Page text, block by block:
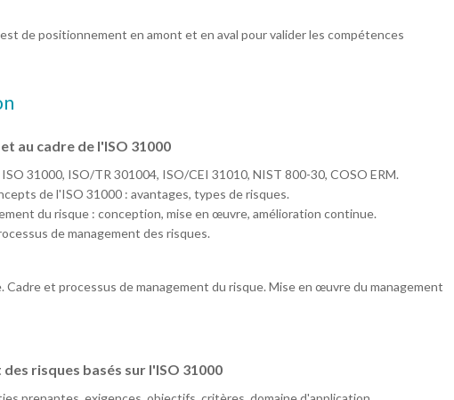
de positionnement en amont et en aval pour valider les compétences
au cadre de l'ISO 31000
31000, ISO/TR 301004, ISO/CEI 31010, NIST 800-30, COSO ERM.
de l'ISO 31000 : avantages, types de risques.
du risque : conception, mise en œuvre, amélioration continue.
de management des risques.
Cadre et processus de management du risque. Mise en œuvre du management
risques basés sur l'ISO 31000